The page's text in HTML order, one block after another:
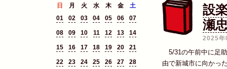
日 月 火 水 木 金
土
01
02 03 04 05 06 07
08 09 10 11 12 13 14
15 16 17 18 19 20 21
22 23 24 25 26 27 28
設
瀬
2025年
5/31の午前中に足
由で新城市に向かっ